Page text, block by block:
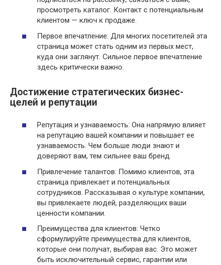
просмотреть каталог. Контакт с потенциальным
клиентом — ключ к продаже.
Первое впечатление: Для многих посетителей эта
страница может стать одним из первых мест,
куда они заглянут. Сильное первое впечатление
здесь критически важно.
Достижение стратегических бизнес-
целей и репутации
Репутация и узнаваемость: Она напрямую влияет
на репутацию вашей компании и повышает ее
узнаваемость. Чем больше люди знают и
доверяют вам, тем сильнее ваш бренд.
Привлечение талантов: Помимо клиентов, эта
страница привлекает и потенциальных
сотрудников. Рассказывая о культуре компании,
вы привлекаете людей, разделяющих ваши
ценности компании.
Преимущества для клиентов: Четко
сформулируйте преимущества для клиентов,
которые они получат, выбирая вас. Это может
быть исключительный сервис, гарантии или